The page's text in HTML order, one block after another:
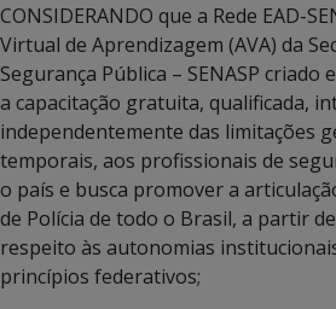
CONSIDERANDO que a Rede EAD-
Virtual de Aprendizagem (AVA) da
Segurança Pública – SENASP criado
a capacitação gratuita, qualificada,
independentemente das limitações
temporais, aos profissionais de
o país e busca promover a
de Polícia de todo o Brasil, a partir
respeito às autonomias
princípios federativos;